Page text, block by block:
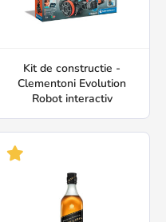
Kit de constructie -
Clementoni Evolution
Robot interactiv